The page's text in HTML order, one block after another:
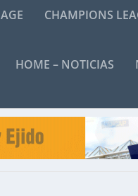
CHAMPIONS
HOME – NOTICIAS